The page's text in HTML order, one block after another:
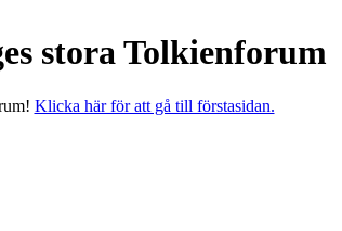
stora Tolkienforum
Klicka här för att gå till förstasidan.